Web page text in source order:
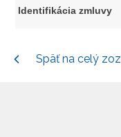
Identifikácia zmluvy
Späť na celý